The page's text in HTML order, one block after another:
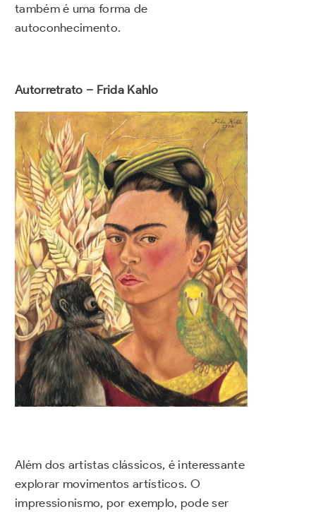
também é uma forma de
autoconhecimento.
Autorretrato – Frida Kahlo
Além dos artistas clássicos, é interessante
explorar movimentos artísticos. O
impressionismo, por exemplo, pode ser